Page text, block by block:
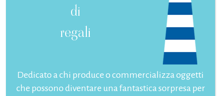
di
regali
Dedicato a chi produce o commercializza oggetti
che possono diventare una fantastica sorpresa per